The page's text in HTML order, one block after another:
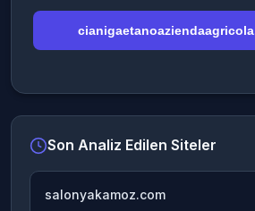
Son Analiz Edilen Siteler
salonyakamoz.com